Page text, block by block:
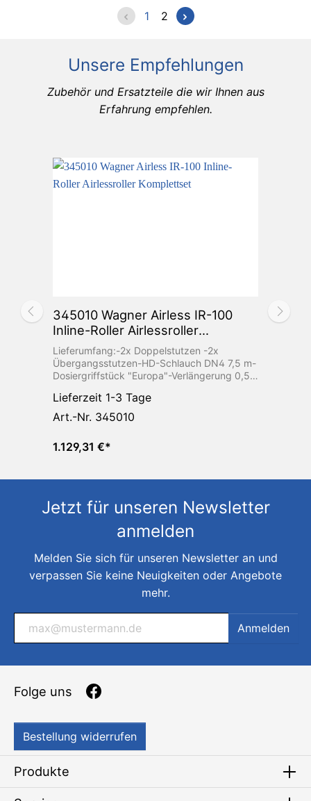
1 2
Unsere Empfehlungen
Zubehör und Ersatzteile die wir Ihnen aus
Erfahrung empfehlen.
345010 Wagner Airless IR-100
Inline-Roller Airlessroller
Komplettset
Lieferumfang:-2x Doppelstutzen -2x
Übergangsstutzen-HD-Schlauch DN4 7,5 m-
Dosiergriffstück "Europa"-Verlängerung 0,5
Webplüsch -Schlauchhaken - geliefert in
Kunststoffbox
Lieferzeit 1-3 Tage
Art.-Nr. 345010
1.129,31 €*
Jetzt für unseren Newsletter
anmelden
Melden Sie sich für unseren Newsletter an und
verpassen Sie keine Neuigkeiten oder Angebote
mehr.
Anmelden
Folge uns
Bestellung widerrufen
Produkte